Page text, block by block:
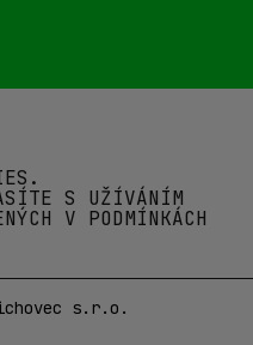
S UŽÍVÁNÍM
V PODMÍNKÁCH
s.r.o.